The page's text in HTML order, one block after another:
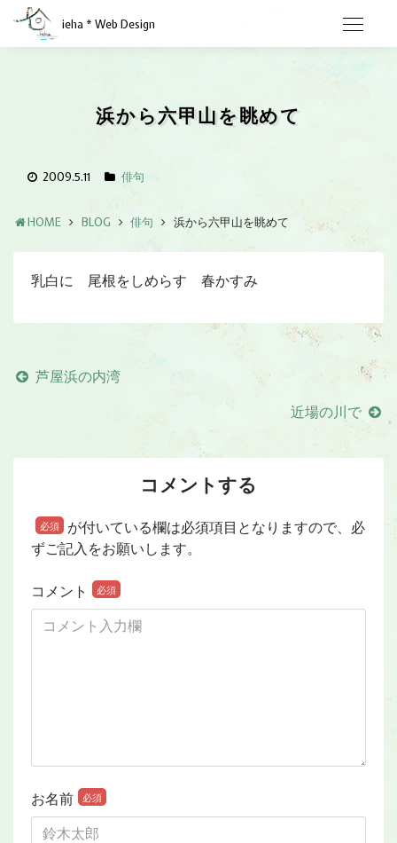
ieha * Web Design
浜から六甲山を眺めて
2009.5.11 俳句
HOME BLOG 俳句 浜から六甲山を眺めて
乳白に 尾根をしめらす 春かすみ
芦屋浜の内湾
近場の川で
コメントする
必須
が付いている欄は必須項目となりますので、必
ずご記入をお願いします。
コメント 必須
お名前 必須